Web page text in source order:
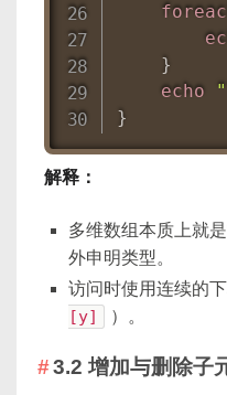
}
echo
}
解释：
多维数组本质上就
外申明类型。
访问时使用连续的
[y]
）。
3.2 增加与删除子